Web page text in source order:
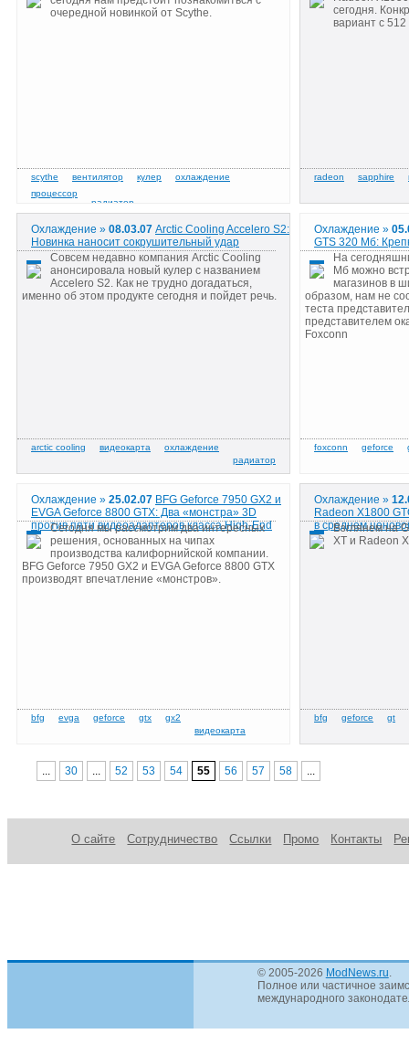
очередной новинкой от Scythe.
сегодня.
вариант с
Охлаждение » 08.03.07 Arctic Cooling Accelero S2:
Новинка наносит сокрушительный удар
Совсем недавно компания Arctic Cooling
анонсировала новый кулер с названием
Accelero S2. Как не трудно догадаться,
именно об этом продукте сегодня и пойдет речь.
Охлаждение »
GTS 320 Мб:
На
Мб можно
магазинов в
образом, нам не
теста
представителем
Foxconn
Охлаждение » 25.02.07 BFG Geforce 7950 GX2 и
EVGA Geforce 8800 GTX: Два «монстра» 3D
против пяти видеоадаптеров класса High-End
Сегодня мы рассмотрим два интересных
решения, основанных на чипах
производства калифорнийской компании.
BFG Geforce 7950 GX2 и EVGA Geforce 8800 GTX
производят впечатление «монстров».
Охлаждение »
Radeon X1800
в среднем
Взглянем на
XT и Radeon
30 52 53 54 55 56 57 58
О сайте Сотрудничество Ссылки Промо Контакты
© 2005-2026 ModNews.ru
Полное или частичное
международного